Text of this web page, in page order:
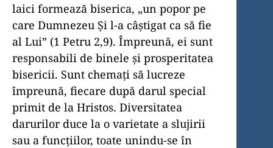
laici formează biserica, „un popor pe
care Dumnezeu Şi l-a câştigat ca să fie
al Lui” (1 Petru 2,9). Împreună, ei sunt
responsabili de binele şi prosperitatea
bisericii. Sunt chemaţi să lucreze
împreună, fiecare după darul special
primit de la Hristos. Diversitatea
darurilor duce la o varietate a slujirii
sau a funcţiilor, toate unindu-se în